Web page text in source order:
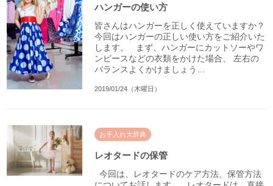
ハンガーの使い方
皆さんはハンガーを正しく使えていますか？
今回はハンガーの正しい使い方をご紹介いた
します。 まず、ハンガーにカットソーやワ
ンピースなどの衣類をかけた場合、 左右の
バランスよくかけましょう…
2019/01/24（木曜日）
お手入れ大辞典
レオタードの保管
今回は、レオタードのケア方法、保管方法